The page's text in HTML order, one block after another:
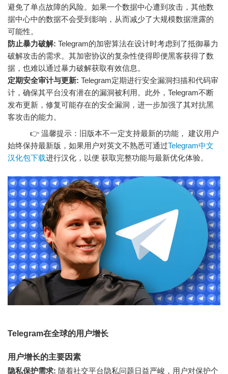
避免了单点故障的风险。如果一个数据中心遭到攻击，其他数
据中心中的数据不会受到影响，从而减少了大规模数据泄露的
可能性。
防止暴力破解: Telegram的加密算法在设计时考虑到了抵御暴力
破解攻击的需求。其加密协议的复杂性使得即便黑客获得了数
据，也难以通过暴力破解获取有效信息。
定期安全审计与更新: Telegram定期进行安全漏洞扫描和代码审
计，确保其平台没有潜在的漏洞被利用。此外，Telegram不断
发布更新，修复可能存在的安全漏洞，进一步加强了其对抗黑
客攻击的能力。
👉 温馨提示：旧版本不一定支持最新的功能， 建议用户
始终保持最新版，如果用户对英文不熟悉可通过Telegram中文
汉化包下载进行汉化，以便 获取完整功能与最新优化体验。
Telegram在全球的用户增长
用户增长的主要因素
隐私保护需求: 随着社交平台隐私问题日益严峻，用户对保护个